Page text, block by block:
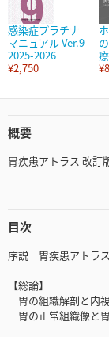
感染症プラチナ
マニュアル Ver.9
2025-2026
¥2,750
概要
胃疾患アトラス 改訂
目次
序説 胃疾患アトラ
【総論】
胃の組織解剖と内
胃の正常組織像と